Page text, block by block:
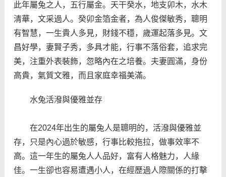
此年屬兔之人，五行屬金。天干癸水，地支卯木，水木
清華，文采過人。癸卯金箔金者，為人俊傑敏秀，聰明
有智慧，一生貴人多見，財錢不穩，歲運起落多見。文
昌好學，妻賢子秀，多具才能，行事不落俗套，追求完
美，注重外表裝飾，忽略內在之培養。夫妻圓滿，身份
高貴，氣質文雅，而且家庭幸福美滿。
水兔活潑與優雅並存
在2024年出生的屬兔人是聰明的，活潑與優雅並
存，只是內心過於敏感，行事比較拖拉，做事效率不
高。這一年生的屬兔人人品好，富有人格魅力，人緣
佳。一生卻也容易遭遇小人，在經歷過人際關係的打擊